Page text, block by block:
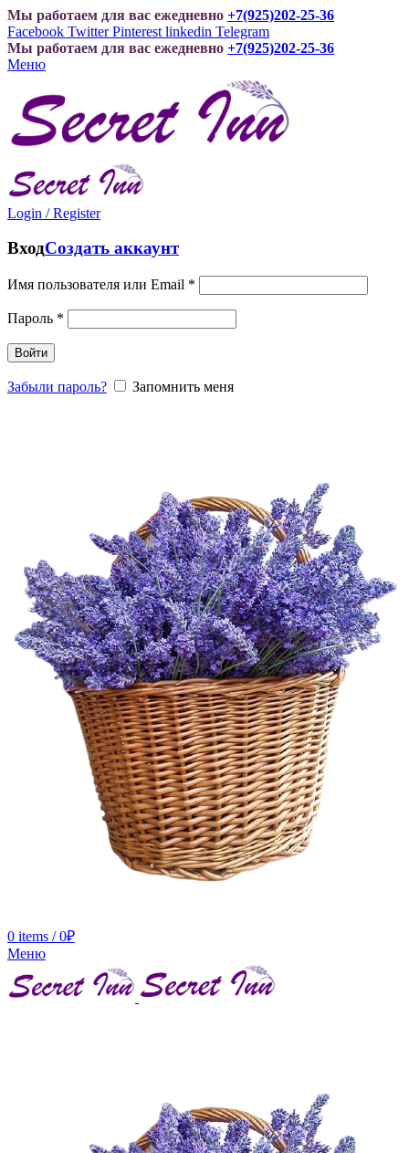
Мы работаем для вас ежедневно +7(925)202-25-36
Facebook Twitter Pinterest linkedin Telegram
Мы работаем для вас ежедневно +7(925)202-25-36
Меню
Login / Register
ВходСоздать аккаунт
Имя пользователя или Email *
Пароль *
Войти
Забыли пароль? Запомнить меня
0 items / 0₽
Меню